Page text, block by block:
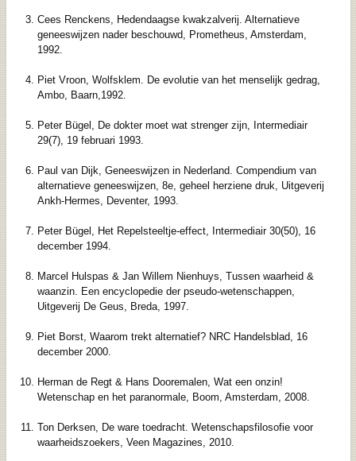
Cees Renckens, Hedendaagse kwakzalverij. Alternatieve
geneeswijzen nader beschouwd, Prometheus, Amsterdam,
1992.
Piet Vroon, Wolfsklem. De evolutie van het menselijk gedrag,
Ambo, Baarn,1992.
Peter Bügel, De dokter moet wat strenger zijn, Intermediair
29(7), 19 februari 1993.
Paul van Dijk, Geneeswijzen in Nederland. Compendium van
alternatieve geneeswijzen, 8e, geheel herziene druk, Uitgeverij
Ankh-Hermes, Deventer, 1993.
Peter Bügel, Het Repelsteeltje-effect, Intermediair 30(50), 16
december 1994.
Marcel Hulspas & Jan Willem Nienhuys, Tussen waarheid &
waanzin. Een encyclopedie der pseudo-wetenschappen,
Uitgeverij De Geus, Breda, 1997.
Piet Borst, Waarom trekt alternatief? NRC Handelsblad, 16
december 2000.
Herman de Regt & Hans Dooremalen, Wat een onzin!
Wetenschap en het paranormale, Boom, Amsterdam, 2008.
Ton Derksen, De ware toedracht. Wetenschapsfilosofie voor
waarheidszoekers, Veen Magazines, 2010.